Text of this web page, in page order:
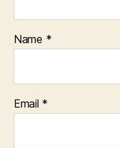
Name *
Email *